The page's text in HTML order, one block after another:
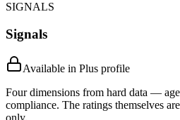
SIGNALS
Signals
Available in Plus profile
Four dimensions from hard data —
compliance. The ratings themselves
only.